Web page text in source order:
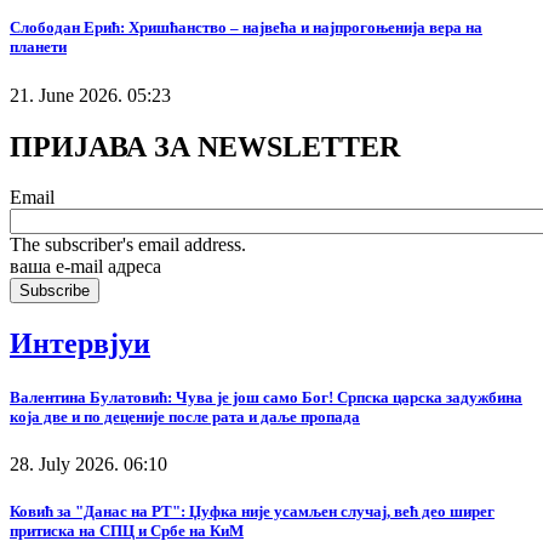
Слободан Ерић: Хришћанство – највећа и најпрогоњенија вера на
планети
21. June 2026. 05:23
ПРИЈАВА ЗА NEWSLETTER
Email
The subscriber's email address.
ваша е-mail адреса
Интервјуи
Валентина Булатовић: Чува је још само Бог! Српска царска задужбина
која две и по деценије после рата и даље пропада
28. July 2026. 06:10
Ковић за "Данас на РТ": Џуфка није усамљен случај, већ део ширег
притиска на СПЦ и Србе на КиМ